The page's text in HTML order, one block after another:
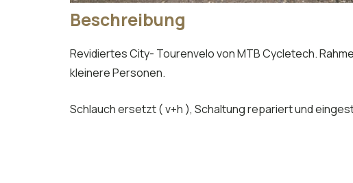
Beschreibung
Revidiertes City- Tourenvelo von MTB Cycletech.
kleinere Personen.
Schlauch ersetzt ( v+h ), Schaltung repariert und